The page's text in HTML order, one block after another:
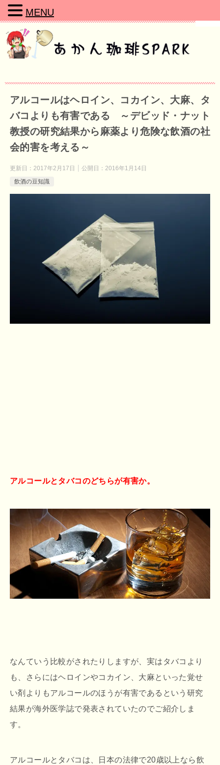
アルコールはヘロイン、コカイン、大麻、タ
バコよりも有害である ～デビッド・ナット
教授の研究結果から麻薬より危険な飲酒の社
会的害を考える～
更新日： 2017年2月17日 公開日： 2016年1月14日
飲酒の豆知識
アルコールとタバコのどちらが有害か。
なんていう比較がされたりしますが、実はタバコより
も、さらにはヘロインやコカイン、大麻といった覚せ
い剤よりもアルコールのほうが有害であるという研究
結果が海外医学誌で発表されていたのでご紹介しま
す。
アルコールとタバコは、日本の法律で20歳以上なら飲
MENU